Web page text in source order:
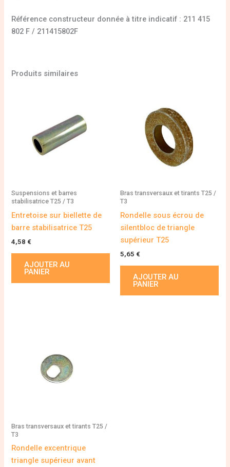
Référence constructeur donnée à titre indicatif : 211 415
802 F / 211415802F
Produits similaires
Suspensions et barres
stabilisatrice T25 / T3
Entretoise sur biellette de
barre stabilisatrice T25
4,58 €
AJOUTER AU
PANIER
Bras transversaux et tirants T25 /
T3
Rondelle sous écrou de
silentbloc de triangle
supérieur T25
5,65 €
AJOUTER AU
PANIER
Bras transversaux et tirants T25 /
T3
Rondelle excentrique
triangle supérieur avant